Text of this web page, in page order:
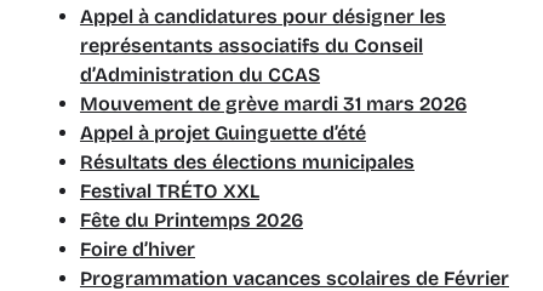
Appel à candidatures pour désigner les
représentants associatifs du Conseil
d’Administration du CCAS
Mouvement de grève mardi 31 mars 2026
Appel à projet Guinguette d’été
Résultats des élections municipales
Festival TRÉTO XXL
Fête du Printemps 2026
Foire d’hiver
Programmation vacances scolaires de Février